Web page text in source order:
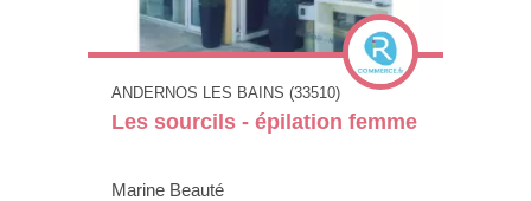
ANDERNOS LES BAINS (33510)
Les sourcils - épilation femme
Marine Beauté